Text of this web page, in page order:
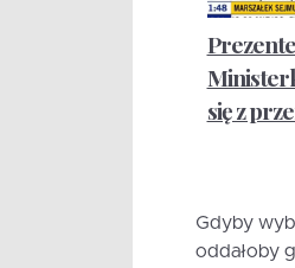
się z
Gdyby
oddałoby